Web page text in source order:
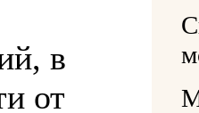
в
от